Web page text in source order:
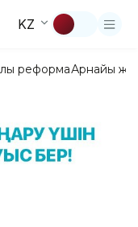
KZ
реформаАрнайы